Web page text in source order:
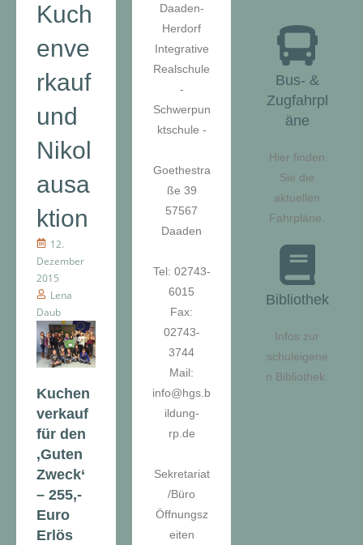
Daaden-
Herdorf
Integrative
Realschule
-
Schwerpun
ktschule -
Goethestra
ße 39
57567
Daaden
Tel: 02743-
6015
Fax:
02743-
3744
Mail:
info@hgs.b
ildung-
rp.de
Sekretariat
/Büro
Öffnungsz
eiten
Kuch
enve
rkauf
und
Nikol
ausa
ktion
12.
Dezember
2015
Lena
Daub
Kuchen
verkauf
für den
‚Guten
Zweck‘
– 255,-
Euro
Erlös
Bus- &
Zugfahrpl
äne
Hier finden
Sie die
aktuellen
Fahrpläne.
Bibliothek
Infos zur
schuleigene
n Bibliothek.